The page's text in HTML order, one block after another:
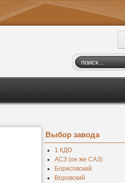
Выбор завода
1 КДО
АСЗ (он же САЗ)
Борисовский
Воровский